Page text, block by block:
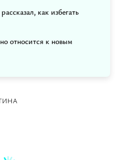
как избегать
относится к новым